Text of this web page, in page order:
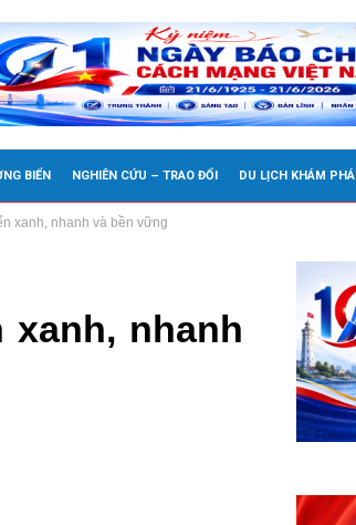
BIỂN NGHIÊN CỨU – TRAO ĐỔI DU LỊCH KHÁM PHÁ
xanh, nhanh và bền vững
xanh, nhanh